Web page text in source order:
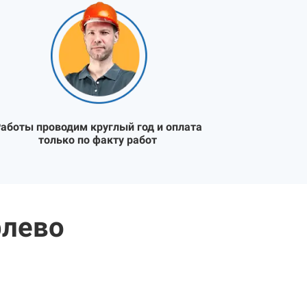
проводим круглый год и оплата
только по факту работ